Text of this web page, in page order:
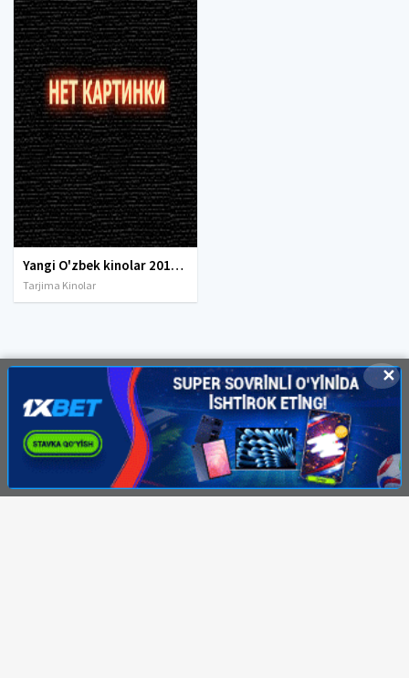
Yangi O'zbek kinolar 2010-2011-2012-2013-2014-2015-2016-2017-2018-2019-2020-2021-2022-2023-2024-2025 O'zbek tilida Uzbek tarjima Full HD
Tarjima Kinolar
✕